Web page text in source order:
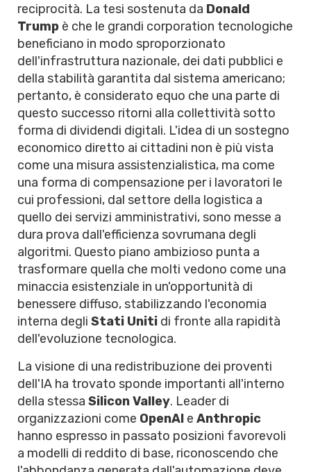
reciprocità. La tesi sostenuta da Donald
Trump è che le grandi corporation tecnologiche
beneficiano in modo sproporzionato
dell'infrastruttura nazionale, dei dati pubblici e
della stabilità garantita dal sistema americano;
pertanto, è considerato equo che una parte di
questo successo ritorni alla collettività sotto
forma di dividendi digitali. L'idea di un sostegno
economico diretto ai cittadini non è più vista
come una misura assistenzialistica, ma come
una forma di compensazione per i lavoratori le
cui professioni, dal settore della logistica a
quello dei servizi amministrativi, sono messe a
dura prova dall'efficienza sovrumana degli
algoritmi. Questo piano ambizioso punta a
trasformare quella che molti vedono come una
minaccia esistenziale in un'opportunità di
benessere diffuso, stabilizzando l'economia
interna degli Stati Uniti di fronte alla rapidità
dell'evoluzione tecnologica.
La visione di una redistribuzione dei proventi
dell'IA ha trovato sponde importanti all'interno
della stessa Silicon Valley. Leader di
organizzazioni come OpenAI e Anthropic
hanno espresso in passato posizioni favorevoli
a modelli di reddito di base, riconoscendo che